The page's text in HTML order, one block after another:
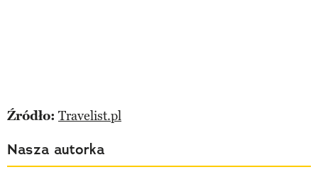
Źródło: Travelist.pl
Nasza autorka